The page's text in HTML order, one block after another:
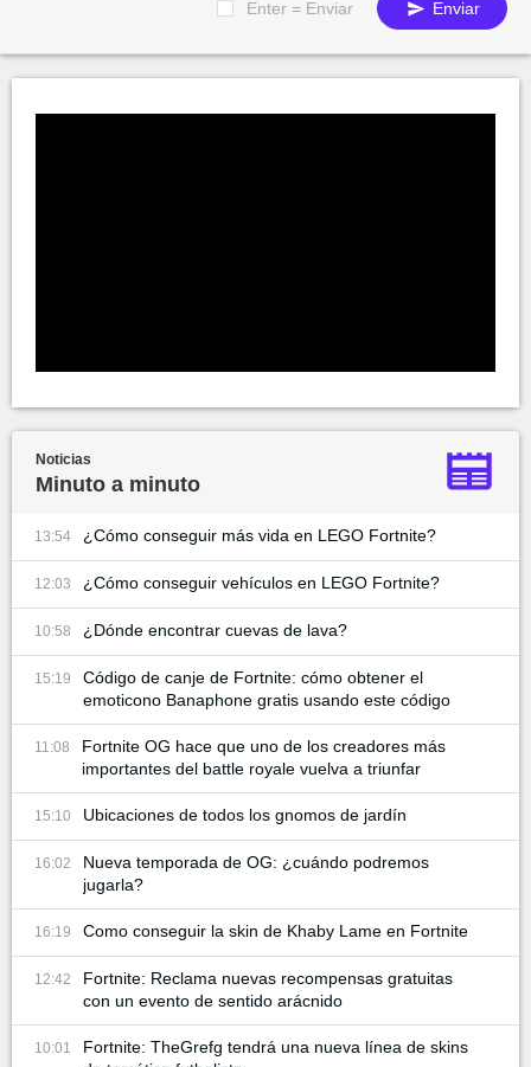
Enter = Enviar Enviar
Noticias
Minuto a minuto
13:54 ¿Cómo conseguir más vida en LEGO Fortnite?
12:03 ¿Cómo conseguir vehículos en LEGO Fortnite?
10:58 ¿Dónde encontrar cuevas de lava?
15:19
Código de canje de Fortnite: cómo obtener el
emoticono Banaphone gratis usando este código
11:08
Fortnite OG hace que uno de los creadores más
importantes del battle royale vuelva a triunfar
15:10 Ubicaciones de todos los gnomos de jardín
16:02
Nueva temporada de OG: ¿cuándo podremos
jugarla?
16:19 Como conseguir la skin de Khaby Lame en Fortnite
12:42
Fortnite: Reclama nuevas recompensas gratuitas
con un evento de sentido arácnido
10:01
Fortnite: TheGrefg tendrá una nueva línea de skins